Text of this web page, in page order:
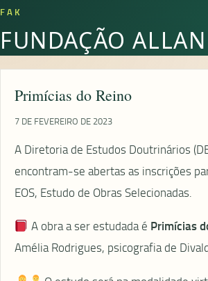
FAK
FUNDAÇÃO
Primícias do Reino
7 DE FEVEREIRO DE 2023
A Diretoria de Estudos Doutrinários
encontram-se abertas as inscrições
EOS, Estudo de Obras Selecionadas.
A obra a ser estudada é Primícias
Amélia Rodrigues, psicografia de